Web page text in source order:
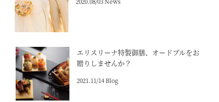
エリスリーナ特製御膳、オードブルをお
贈りしませんか？
2021.11/14 Blog